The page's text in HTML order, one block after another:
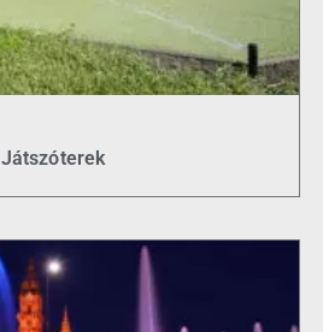
Játszóterek